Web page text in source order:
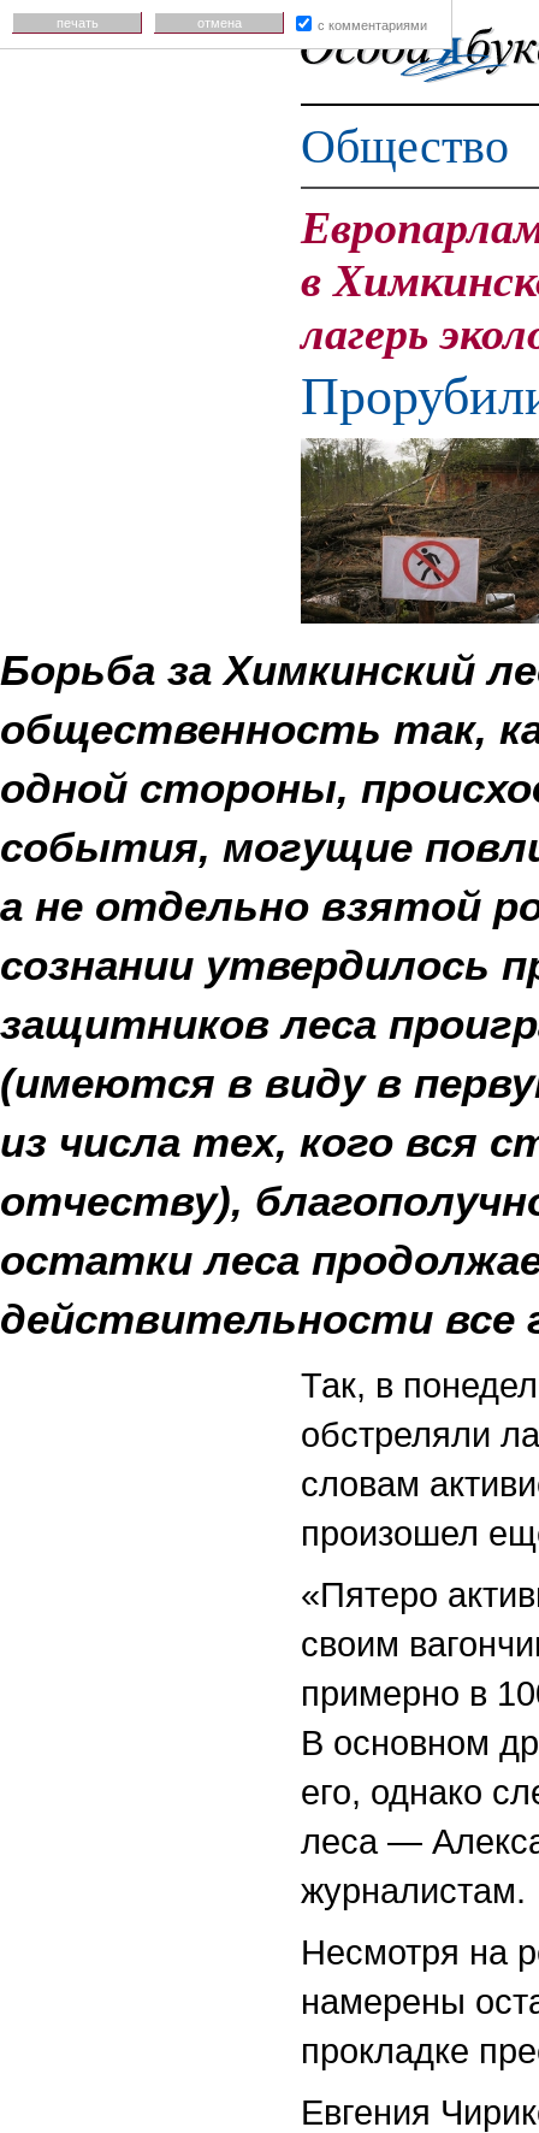
Общество
в
лагерь
Борьба за Химкинский
общественность так,
одной стороны,
события, могущие
а не отдельно взятой
сознании утвердилось
защитников леса
(имеются в виду в
из числа тех, кого вся
отчеству),
остатки леса
действительности все
Так, в
обстреляли
словам
произошел
«Пятеро
своим
примерно в
В основном
его, однако
леса —
журналистам.
Несмотря на
намерены
прокладке
Евгения
печать отмена с комментариями